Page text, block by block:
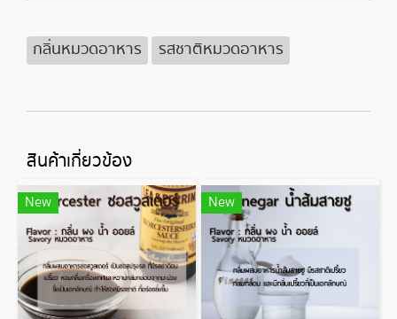
กลิ่นหมวดอาหาร รสชาติหมวดอาหาร
สินค้าเกี่ยวข้อง
New New